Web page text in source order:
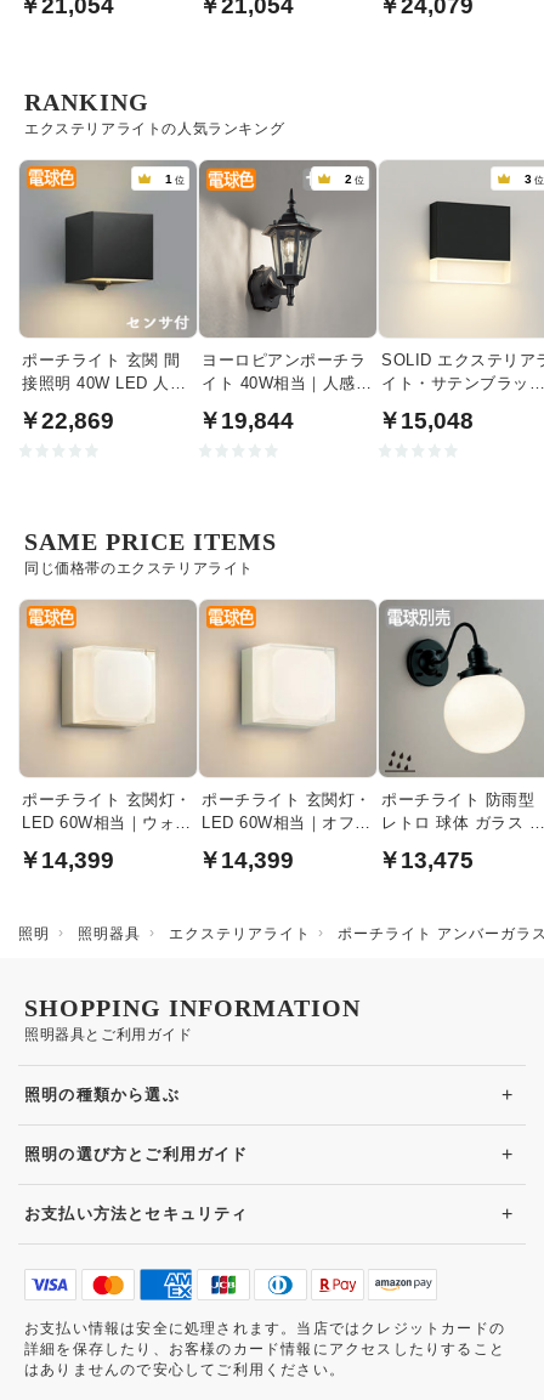
￥21,054 ￥21,054 ￥24,079
エクステリアライトの人気ランキング
RANKING
1 位
ポーチライト 玄関 間
接照明 40W LED 人感
￥22,869
2 位
ヨーロピアンポーチラ
イト 40W相当｜人感セ
￥19,844
3 位
SOLID エクステリア
イト・サテンブラッ
￥15,048
同じ価格帯のエクステリアライト
SAME PRICE ITEMS
ポーチライト 玄関灯・
LED 60W相当｜ウォー
￥14,399
ポーチライト 玄関灯・
LED 60W相当｜オフホ
￥14,399
ポーチライト 防雨型
レトロ 球体 ガラス
ライト
￥13,475
照明 照明器具 エクステリアライト ポーチライト アンバーガラ
照明器具とご利用ガイド
SHOPPING INFORMATION
照明の種類から選ぶ +
照明の選び方とご利用ガイド +
お支払い方法とセキュリティ +
お支払い情報は安全に処理されます。当店ではクレジットカードの
詳細を保存したり、お客様のカード情報にアクセスしたりすること
はありませんので安心してご利用ください。